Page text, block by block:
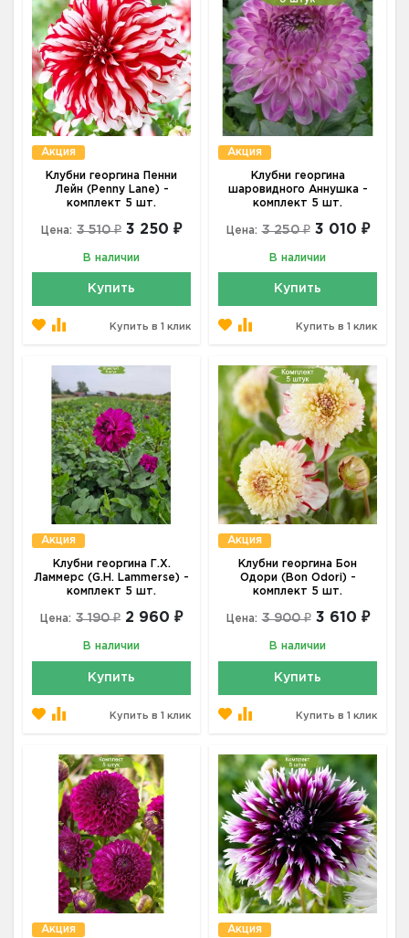
Акция
Клубни георгина Пенни
Лейн (Penny Lane) -
комплект 5 шт.
Цена: 3 510 ₽ 3 250 ₽
В наличии
Купить
Купить в 1 клик
Акция
Клубни георгина
шаровидного Аннушка -
комплект 5 шт.
Цена: 3 250 ₽ 3 010 ₽
В наличии
Купить
Купить в 1 клик
Акция
Клубни георгина Г.Х.
Ламмерс (G.H. Lammerse) -
комплект 5 шт.
Цена: 3 190 ₽ 2 960 ₽
В наличии
Купить
Купить в 1 клик
Акция
Клубни георгина Бон
Одори (Bon Odori) -
комплект 5 шт.
Цена: 3 900 ₽ 3 610 ₽
В наличии
Купить
Купить в 1 клик
Акция Акция